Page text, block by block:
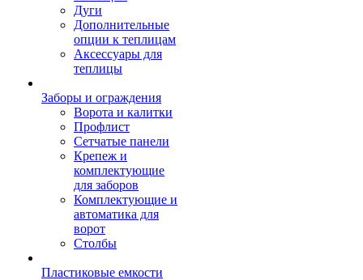
Дуги
Дополнительные
опции к теплицам
Аксессуары для
теплицы
Заборы и ограждения
Ворота и калитки
Профлист
Сетчатые панели
Крепеж и
комплектующие
для заборов
Комплектующие и
автоматика для
ворот
Столбы
Пластиковые емкости